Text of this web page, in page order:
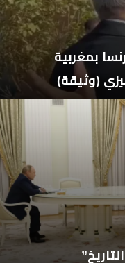
بمغربية
(وثيقة)